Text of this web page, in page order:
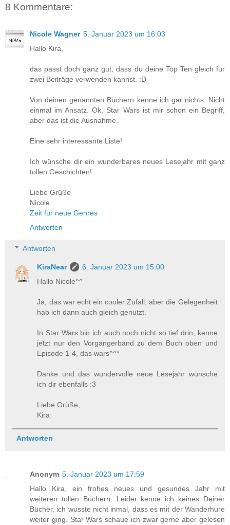
8 Kommentare:
Nicole Wagner 5. Januar 2023 um 16:03
Hallo Kira,
das passt doch ganz gut, dass du deine Top Ten gleich für
zwei Beiträge verwenden kannst. :D
Von deinen genannten Büchern kenne ich gar nichts. Nicht
einmal im Ansatz. Ok, Star Wars ist mir schon ein Begriff,
aber das ist die Ausnahme.
Eine sehr interessante Liste!
Ich wünsche dir ein wunderbares neues Lesejahr mit ganz
tollen Geschichten!
Liebe Grüße
Nicole
Zeit für neue Genres
Antworten
Antworten
KiraNear
6. Januar 2023 um 15:00
Hallo Nicole^^
Ja, das war echt ein cooler Zufall, aber die Gelegenheit
hab ich dann auch gleich genutzt.
In Star Wars bin ich auch noch nicht so tief drin, kenne
jetzt nur den Vorgängerband zu dem Buch oben und
Episode 1-4, das wars^^°
Danke und das wundervolle neue Lesejahr wünsche
ich dir ebenfalls :3
Liebe Grüße,
Kira
Antworten
Anonym 5. Januar 2023 um 17:59
Hallo Kira, ein frohes neues und gesundes Jahr mit
weiteren tollen Büchern. Leider kenne ich keines Deiner
Bücher, ich wusste nicht inmal, dass es mit der Wanderhure
weiter ging. Star Wars schaue ich zwar gerne aber gelesen